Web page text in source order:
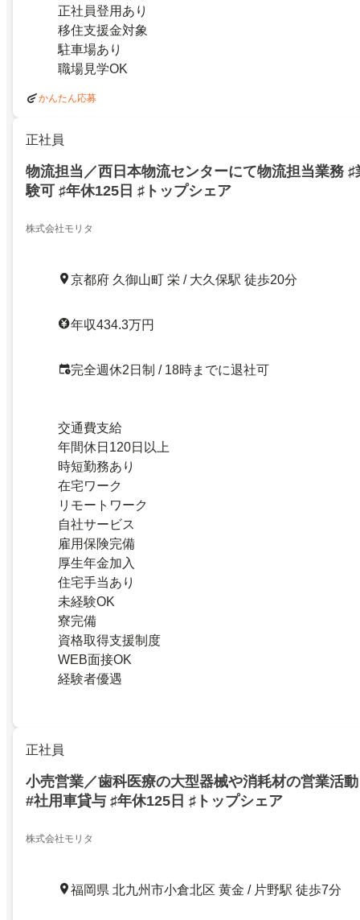
正社員登用あり
移住支援金対象
駐車場あり
職場見学OK
かんたん応募
正社員
物流担当／西日本物流センターにて物流担当業務
験可 ♯年休125日 ♯トップシェア
株式会社モリタ
京都府 久御山町 栄 / 大久保駅 徒歩20分
年収434.3万円
完全週休2日制 / 18時までに退社可
交通費支給
年間休日120日以上
時短勤務あり
在宅ワーク
リモートワーク
自社サービス
雇用保険完備
厚生年金加入
住宅手当あり
未経験OK
寮完備
資格取得支援制度
WEB面接OK
経験者優遇
正社員
小売営業／歯科医療の大型器械や消耗材の営業活
#社用車貸与 ♯年休125日 ♯トップシェア
株式会社モリタ
福岡県 北九州市小倉北区 黄金 / 片野駅 徒歩7分